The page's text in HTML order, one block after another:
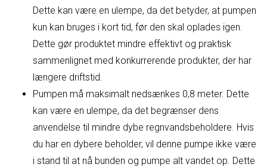
Dette kan være en ulempe, da det betyder, at pumpen
kun kan bruges i kort tid, før den skal oplades igen.
Dette gør produktet mindre effektivt og praktisk
sammenlignet med konkurrerende produkter, der har
længere driftstid.
Pumpen må maksimalt nedsænkes 0,8 meter. Dette
kan være en ulempe, da det begrænser dens
anvendelse til mindre dybe regnvandsbeholdere. Hvis
du har en dybere beholder, vil denne pumpe ikke være
i stand til at nå bunden og pumpe alt vandet op. Dette